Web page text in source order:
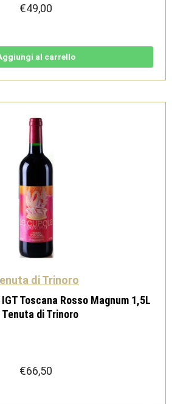
€49,00
al carrello
di Trinoro
Toscana Rosso Magnum 1,5L
Tenuta di Trinoro
€66,50